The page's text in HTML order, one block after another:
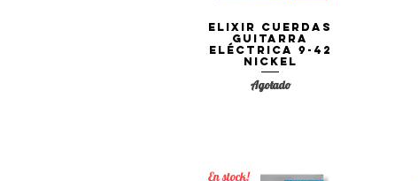
Vista rápida
Elixir Cuerdas
Guitarra
Eléctrica 9-42
Nickel
Agotado
En stock!